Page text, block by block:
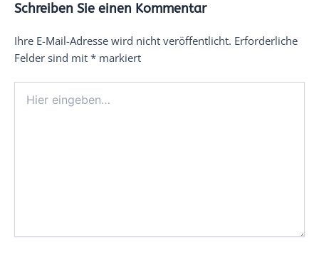
Schreiben Sie einen Kommentar
Ihre E-Mail-Adresse wird nicht veröffentlicht. Erforderliche
Felder sind mit * markiert
eingeben…